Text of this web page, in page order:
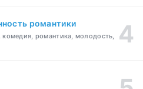
романтики
романтика, молодость,